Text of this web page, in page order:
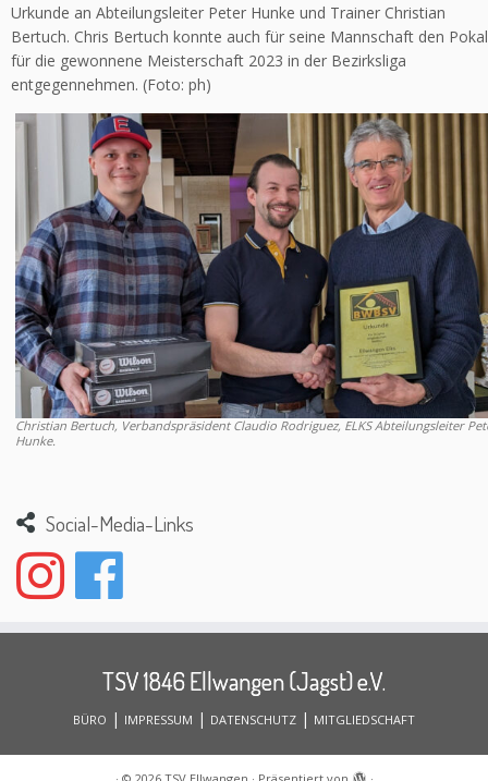
Urkunde an Abteilungsleiter Peter Hunke und Trainer Christian
Bertuch. Chris Bertuch konnte auch für seine Mannschaft den Pokal
für die gewonnene Meisterschaft 2023 in der Bezirksliga
entgegennehmen. (Foto: ph)
Christian Bertuch, Verbandspräsident Claudio Rodriguez, ELKS Abteilungsleiter
Hunke.
Social-Media-Links
TSV 1846 Ellwangen (Jagst) e.V.
BÜRO | IMPRESSUM | DATENSCHUTZ | MITGLIEDSCHAFT